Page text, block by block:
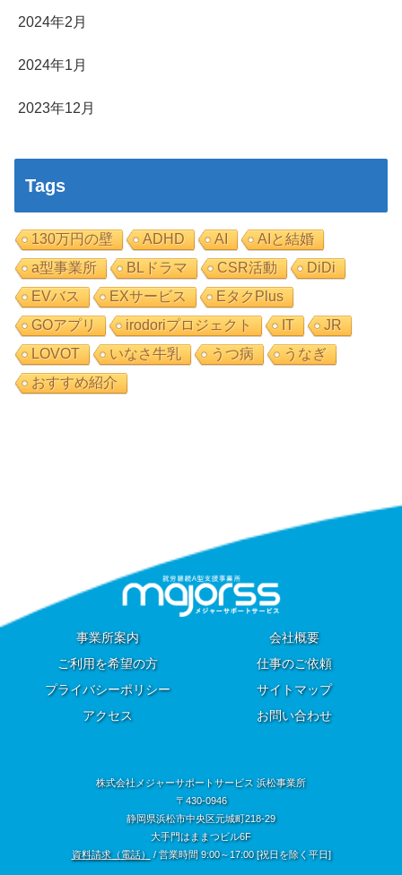
2024年2月
2024年1月
2023年12月
Tags
130万円の壁 ADHD AI
AIと結婚
a型事業所
BLドラマ CSR活動
DiDi
EVバス
EXサービス
EタクPlus
GOアプリ
irodoriプロジェクト IT
JR
LOVOT
いなさ牛乳 うつ病
うなぎ
おすすめ紹介
事業所案内
会社概要
ご利用を希望の方
仕事のご依頼
プライバシーポリシー
サイトマップ
アクセス
お問い合わせ
株式会社メジャーサポートサービス 浜松事業所
〒430-0946
静岡県浜松市中央区元城町218-29
大手門はままつビル6F
資料請求（電話）
/ 営業時間 9:00～17:00 [祝日を除く平日]